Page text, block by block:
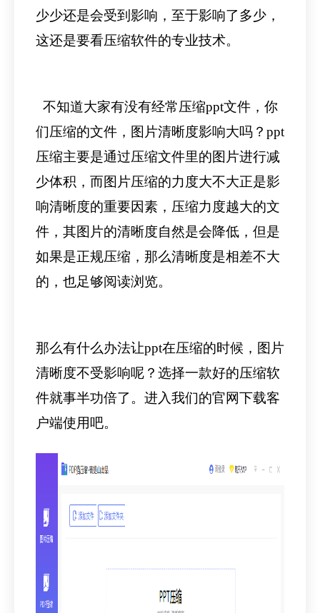
少少还是会受到影响，至于影响了多少，
这还是要看压缩软件的专业技术。
不知道大家有没有经常压缩ppt文件，你
们压缩的文件，图片清晰度影响大吗？ppt
压缩主要是通过压缩文件里的图片进行减
少体积，而图片压缩的力度大不大正是影
响清晰度的重要因素，压缩力度越大的文
件，其图片的清晰度自然是会降低，但是
如果是正规压缩，那么清晰度是相差不大
的，也足够阅读浏览。
那么有什么办法让ppt在压缩的时候，图片
清晰度不受影响呢？选择一款好的压缩软
件就事半功倍了。进入我们的官网下载客
户端使用吧。